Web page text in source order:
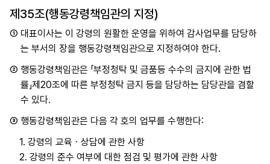
제35조(행동강령책임관의 지정)
① 대표이사는 이 강령의 원활한 운영을 위하여 감사업무를 담당하
는 부서의 장을 행동강령책임관으로 지정하여야 한다.
② 행동강령책임관은 「부정청탁 및 금품등 수수의 금지에 관한 법
률」제20조에 따른 부정청탁 금지 등을 담당하는 담당관을 겸할
수 있다.
③ 행동강령책임관은 다음 각 호의 업무를 수행한다:
1. 강령의 교육ㆍ상담에 관한 사항
2. 강령의 준수 여부에 대한 점검 및 평가에 관한 사항